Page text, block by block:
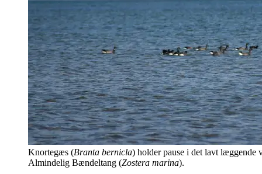
Knortegæs (Branta bernicla) holder pause i det lavt læggende
Almindelig Bændeltang (Zostera marina).